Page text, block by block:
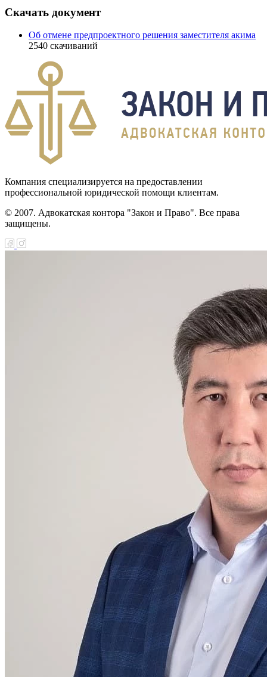
Скачать документ
Об отмене предпроектного решения заместителя акима
2540 скачиваний
Компания специализируется на предоставлении
профессиональной юридической помощи клиентам.
© 2007. Адвокатская контора "Закон и Право". Все права
защищены.